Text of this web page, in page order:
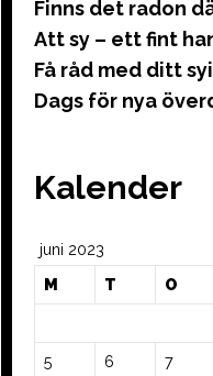
Finns det radon
Att sy – ett fint
Få råd med ditt
Dags för nya
Kalender
juni 2023
M
T O
5 6 7